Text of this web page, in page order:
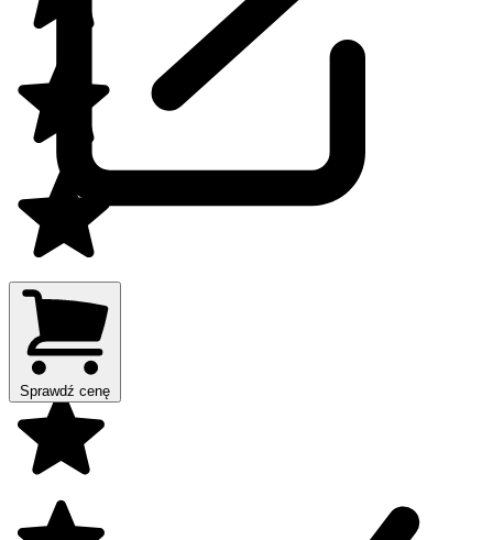
Sprawdź cenę